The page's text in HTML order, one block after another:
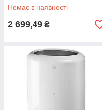
Немає в наявності
2 699,49 ₴